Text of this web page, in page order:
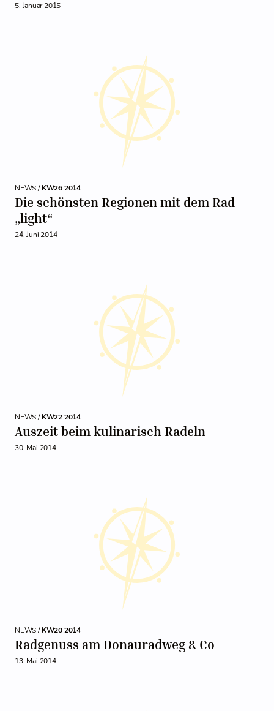
5. Januar 2015
NEWS /KW26 2014
Die schönsten Regionen mit dem Rad
„light“
24. Juni 2014
NEWS /KW22 2014
Auszeit beim kulinarisch Radeln
30. Mai 2014
NEWS /KW20 2014
Radgenuss am Donauradweg & Co
13. Mai 2014